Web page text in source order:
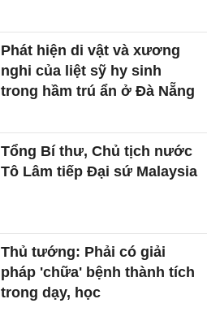
Phát hiện di vật và xương
nghi của liệt sỹ hy sinh
trong hầm trú ẩn ở Đà Nẵng
Tổng Bí thư, Chủ tịch nước
Tô Lâm tiếp Đại sứ Malaysia
Thủ tướng: Phải có giải
pháp 'chữa' bệnh thành tích
trong dạy, học